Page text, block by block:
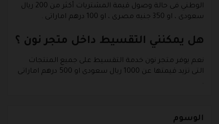
الوطني فى حالة وصول قيمة المشتريات أكثر من 200 ريال
سعودى ، او 350 جنيه مصرى ، او 100 درهم اماراتى .
هل يمكنني التقسيط داخل متجر نون ؟
نعم يوفر متجر نون خدمة التقسيط على جميع المنتجات
التى تزيد قيمتها عن 1000 ريال سعودى او 500 درهم اماراتى
.
الوسوم